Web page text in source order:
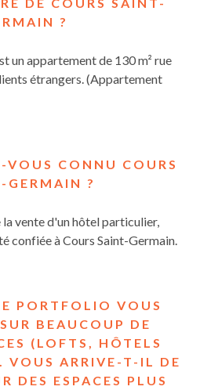
?
un appartement de 130 m² rue
étrangers. (Appartement
CONNU COURS
GERMAIN ?
la vente d'un hôtel particulier,
confiée à Cours Saint-Germain.
PORTFOLIO VOUS
BEAUCOUP DE
(LOFTS, HÔTELS
VOUS ARRIVE-T-IL DE
DES ESPACES PLUS